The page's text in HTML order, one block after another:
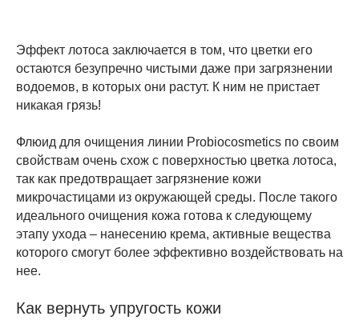
Эффект лотоса заключается в том, что цветки его
остаются безупречно чистыми даже при загрязнении
водоемов, в которых они растут. К ним не пристает
никакая грязь!
Флюид для очищения линии Probiocosmetics по своим
свойствам очень схож с поверхностью цветка лотоса,
так как предотвращает загрязнение кожи
микрочастицами из окружающей среды. После такого
идеального очищения кожа готова к следующему
этапу ухода – нанесению крема, активные вещества
которого смогут более эффективно воздействовать на
нее.
Как вернуть упругость кожи